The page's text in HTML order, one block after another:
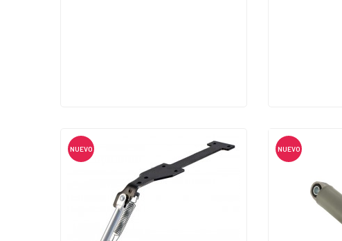
NUEVO NUEVO